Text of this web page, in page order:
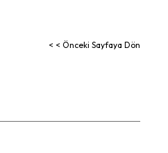
< < Önceki Sayfaya Dön